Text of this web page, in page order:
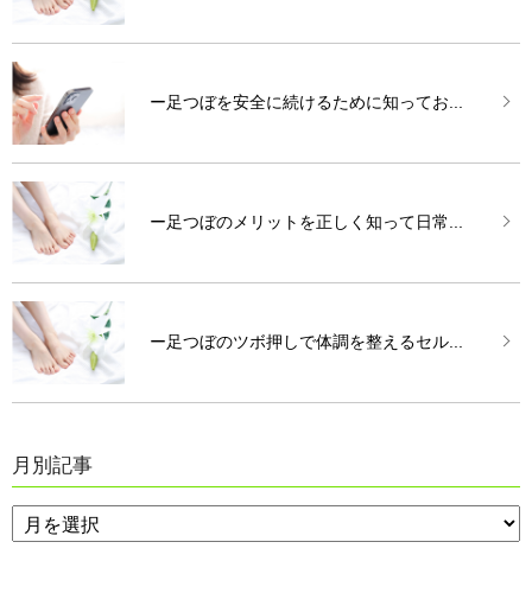
ー足つぼを安全に続けるために知ってお...
ー足つぼのメリットを正しく知って日常...
ー足つぼのツボ押しで体調を整えるセル...
月別記事